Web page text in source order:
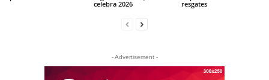
celebra 2026
resgates
- Advertisement -